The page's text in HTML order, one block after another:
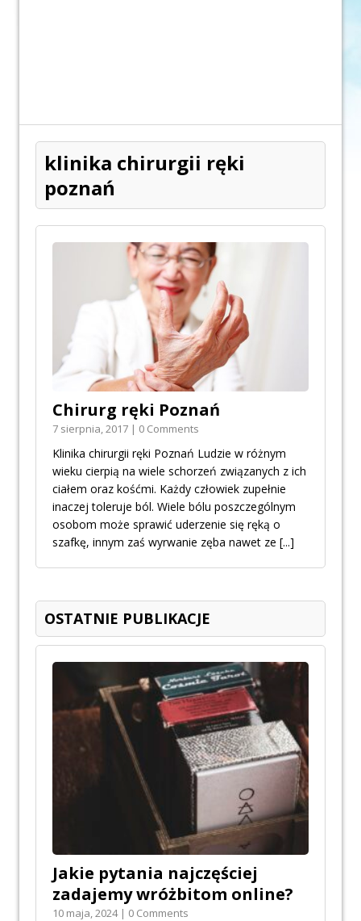
klinika chirurgii ręki
poznań
Chirurg ręki Poznań
7 sierpnia, 2017 | 0 Comments
Klinika chirurgii ręki Poznań Ludzie w różnym
wieku cierpią na wiele schorzeń związanych z ich
ciałem oraz kośćmi. Każdy człowiek zupełnie
inaczej toleruje ból. Wiele bólu poszczególnym
osobom może sprawić uderzenie się ręką o
szafkę, innym zaś wyrwanie zęba nawet ze [...]
OSTATNIE PUBLIKACJE
Jakie pytania najczęściej
zadajemy wróżbitom online?
10 maja, 2024 | 0 Comments